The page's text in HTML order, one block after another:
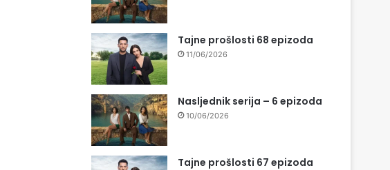
Tajne prošlosti 68 epizoda
11/06/2026
Nasljednik serija – 6 epizoda
10/06/2026
Tajne prošlosti 67 epizoda